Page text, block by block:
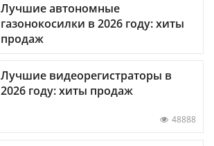
Лучшие автономные
газонокосилки в 2026 году: хиты
продаж
Лучшие видеорегистраторы в
2026 году: хиты продаж
48888